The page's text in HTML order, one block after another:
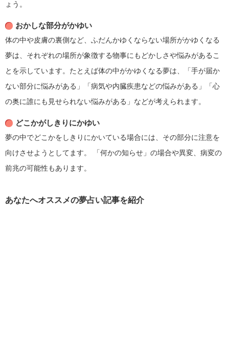
ょう。
おかしな部分がかゆい
体の中や皮膚の裏側など、ふだんかゆくならない場所がかゆくなる
夢は、それぞれの場所が象徴する物事にもどかしさや悩みがあるこ
とを示しています。たとえば体の中がかゆくなる夢は、「手が届か
ない部分に悩みがある」「病気や内臓疾患などの悩みがある」「心
の奥に誰にも見せられない悩みがある」などが考えられます。
どこかがしきりにかゆい
夢の中でどこかをしきりにかいている場合には、その部分に注意を
向けさせようとしてます。
「何かの知らせ」の場合や異変、病変の
前兆の可能性もあります。
あなたへオススメの夢占い記事を紹介